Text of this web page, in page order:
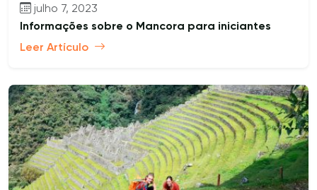
julho 7, 2023
Informações sobre o Mancora para iniciantes
Leer Artículo